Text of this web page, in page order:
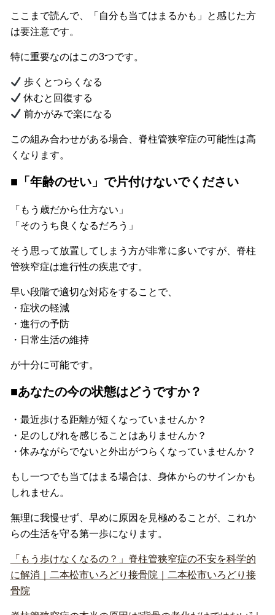
ここまで読んで、「自分も当てはまるかも」と感じた方
は要注意です。
特に重要なのはこの3つです。
歩くとつらくなる
休むと回復する
前かがみで楽になる
この組み合わせがある場合、脊柱管狭窄症の可能性は高
くなります。
■「年齢のせい」で片付けないでください
「もう歳だから仕方ない」
「そのうち良くなるだろう」
そう思って放置してしまう方が非常に多いですが、脊柱
管狭窄症は進行性の疾患です。
早い段階で適切な対応をすることで、
・症状の軽減
・進行の予防
・日常生活の維持
が十分に可能です。
■あなたの今の状態はどうですか？
・最近歩ける距離が短くなっていませんか？
・足のしびれを感じることはありませんか？
・休みながらでないと外出がつらくなっていませんか？
もし一つでも当てはまる場合は、身体からのサインかも
しれません。
無理に我慢せず、早めに原因を見極めることが、これか
らの生活を守る第一歩になります。
「もう歩けなくなるの？」脊柱管狭窄症の不安を科学的
に解消｜二本松市いろどり接骨院｜二本松市いろどり接
骨院